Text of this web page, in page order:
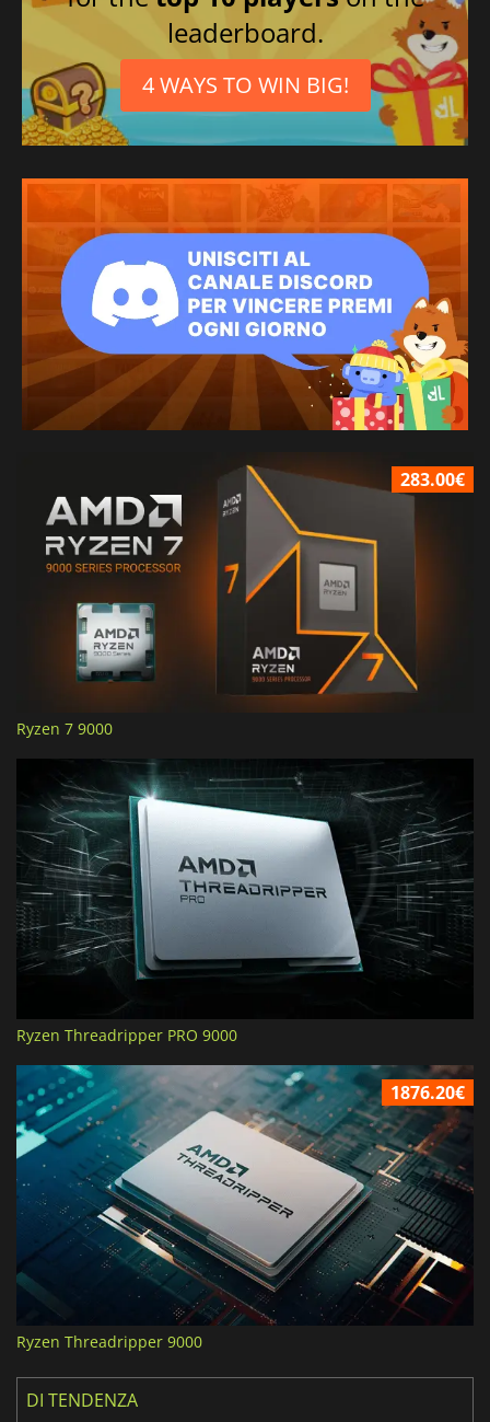
leaderboard.
4 WAYS TO WIN BIG!
283.00€
Ryzen 7 9000
Ryzen Threadripper PRO 9000
1876.20€
Ryzen Threadripper 9000
DI TENDENZA